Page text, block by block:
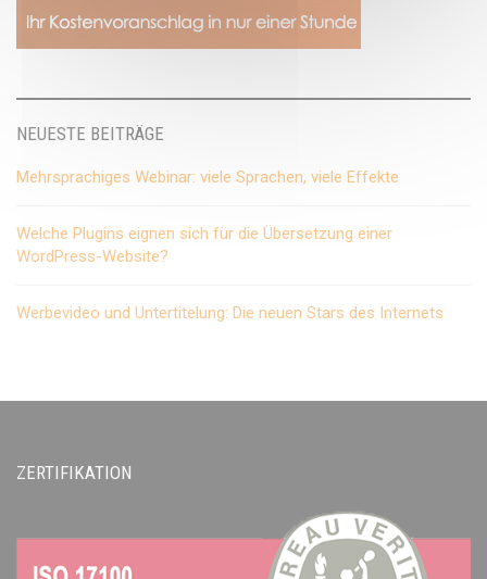
NEUESTE BEITRÄGE
Mehrsprachiges Webinar: viele Sprachen, viele Effekte
Welche Plugins eignen sich für die Übersetzung einer
WordPress-Website?
Werbevideo und Untertitelung: Die neuen Stars des Internets
ZERTIFIKATION